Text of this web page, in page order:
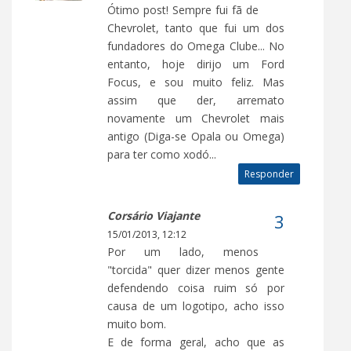
Ótimo post! Sempre fui fã de
Chevrolet, tanto que fui um dos
fundadores do Omega Clube... No
entanto, hoje dirijo um Ford
Focus, e sou muito feliz. Mas
assim que der, arremato
novamente um Chevrolet mais
antigo (Diga-se Opala ou Omega)
para ter como xodó...
Responder
Corsário Viajante
15/01/2013, 12:12
Por um lado, menos
"torcida" quer dizer menos gente
defendendo coisa ruim só por
causa de um logotipo, acho isso
muito bom.
E de forma geral, acho que as